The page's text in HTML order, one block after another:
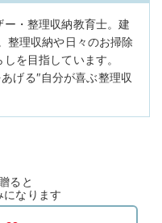
・整理収納教育士。建
整理収納や日々のお掃除
を目指しています。
げる″自分が喜ぶ整理収
ると
になります